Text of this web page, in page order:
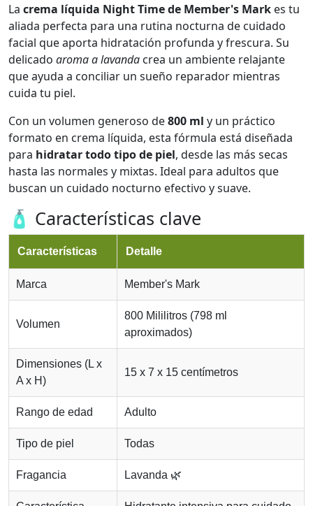
La crema líquida Night Time de Member's Mark es tu
aliada perfecta para una rutina nocturna de cuidado
facial que aporta hidratación profunda y frescura. Su
delicado aroma a lavanda crea un ambiente relajante
que ayuda a conciliar un sueño reparador mientras
cuida tu piel.
Con un volumen generoso de800 ml y un práctico
formato en crema líquida, esta fórmula está diseñada
para hidratar todo tipo de piel, desde las más secas
hasta las normales y mixtas. Ideal para adultos que
buscan un cuidado nocturno efectivo y suave.
🧴 Características clave
Características Detalle
Marca Member's Mark
Volumen
800 Mililitros (798 ml
aproximados)
Dimensiones (L x
A x H)
15 x 7 x 15 centímetros
Rango de edad Adulto
Tipo de piel Todas
Fragancia Lavanda 🌿